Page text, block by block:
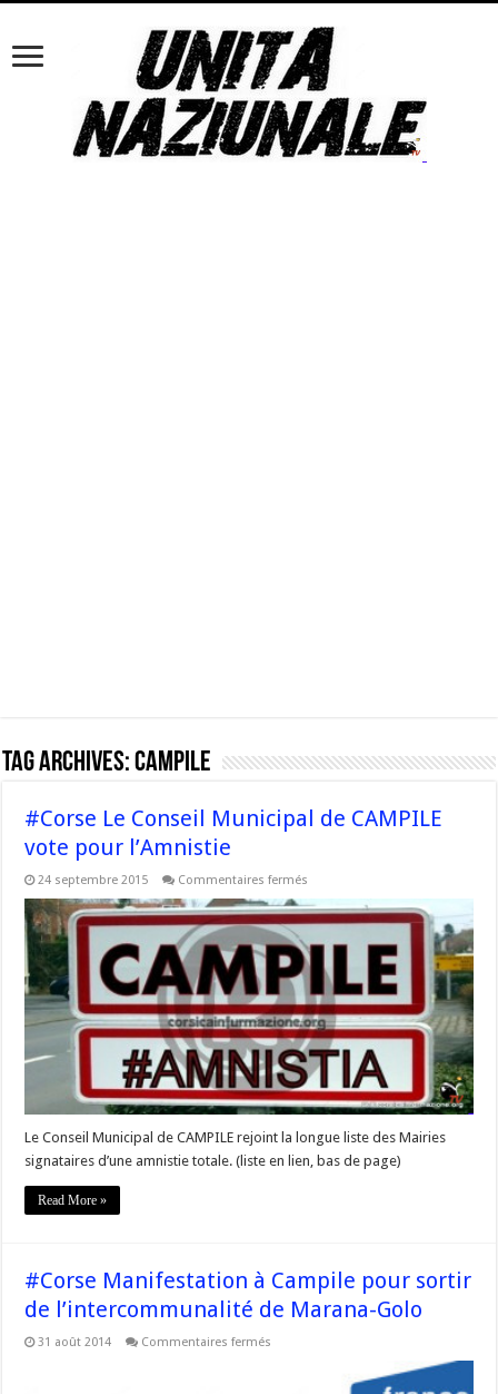
Tag Archives:Campile
#Corse Le Conseil Municipal de CAMPILE
vote pour l’Amnistie
24 septembre 2015 Commentaires fermés
Le
Conseil
de
CAMPILE
vote
pour
l’Amnistie
Le Conseil Municipal de CAMPILE rejoint la longue liste des Mairies
signataires d’une amnistie totale. (liste en lien, bas de page)
Read More »
#Corse Manifestation à Campile pour sortir
de l’intercommunalité de Marana-Golo
31 août 2014 Commentaires fermés